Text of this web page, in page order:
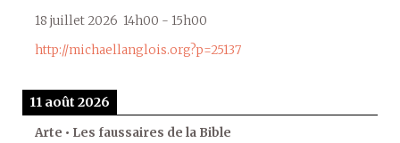
18 juillet 2026 14h00 - 15h00
http://michaellanglois.org?p=25137
11 août 2026
Arte • Les faussaires de la Bible